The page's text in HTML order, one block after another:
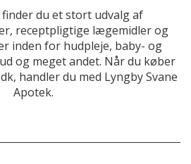
du et stort udvalg af
receptpligtige lægemidler og
inden for hudpleje, baby- og
og meget andet. Når du køber
handler du med Lyngby Svane
Apotek.